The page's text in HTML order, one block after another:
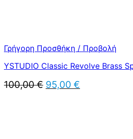
Γρήγορη Προσθήκη / Προβολή
YSTUDIO Classic Revolve Brass
100,00€ Original
price
95,00 €